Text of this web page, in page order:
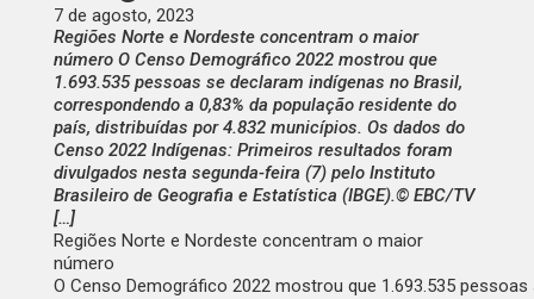
7 de agosto, 2023
Regiões Norte e Nordeste concentram o maior
número O Censo Demográfico 2022 mostrou que
1.693.535 pessoas se declaram indígenas no Brasil,
correspondendo a 0,83% da população residente do
país, distribuídas por 4.832 municípios. Os dados do
Censo 2022 Indígenas: Primeiros resultados foram
divulgados nesta segunda-feira (7) pelo Instituto
Brasileiro de Geografia e Estatística (IBGE).© EBC/TV
[…]
Regiões Norte e Nordeste concentram o maior
número
O Censo Demográfico 2022 mostrou que 1.693.535